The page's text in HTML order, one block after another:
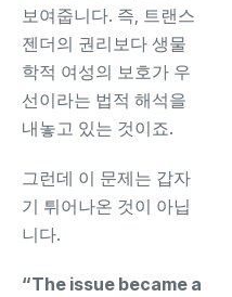
보여줍니다. 즉, 트랜스
젠더의 권리보다 생물
학적 여성의 보호가 우
선이라는 법적 해석을
내놓고 있는 것이죠.
그런데 이 문제는 갑자
기 튀어나온 것이 아닙
니다.
“The issue became a